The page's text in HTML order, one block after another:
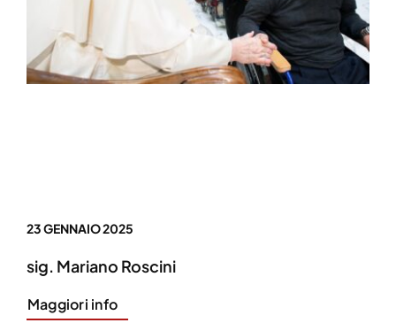
23 GENNAIO 2025
sig. Mariano Roscini
Maggiori info